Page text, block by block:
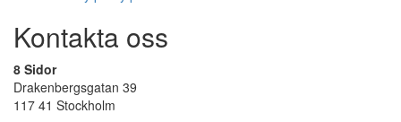
Kontakta oss
8 Sidor
Drakenbergsgatan 39
117 41 Stockholm